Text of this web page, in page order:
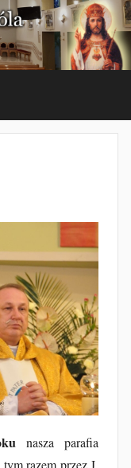
nasza parafia
razem przez J.